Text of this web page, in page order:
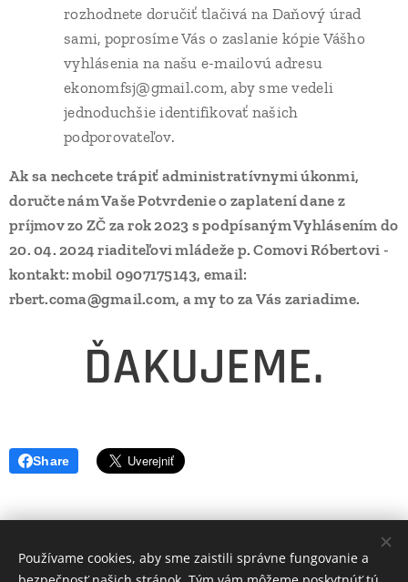
rozhodnete doručiť tlačivá na Daňový úrad
sami, poprosíme Vás o zaslanie kópie Vášho
vyhlásenia na našu e-mailovú adresu
ekonomfsj@gmail.com, aby sme vedeli
jednoduchšie identifikovať našich
podporovateľov.
Ak sa nechcete trápiť administratívnymi úkonmi,
doručte nám Vaše Potvrdenie o zaplatení dane z
príjmov zo ZČ za rok 2023 s podpísanýmVyhlásením do
20. 04. 2024 riaditeľovi mládeže p. Comovi Róbertovi -
kontakt: mobil 0907175143, email:
rbert.coma@gmail.com, a my to za Vás zariadime.
ĎAKUJEME.
Share
Používame cookies, aby sme zaistili správne fungovanie a